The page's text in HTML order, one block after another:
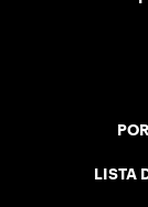
LISTA